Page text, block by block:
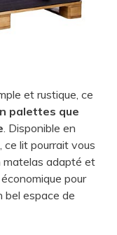
et rustique, ce
palettes que
. Disponible en
lit pourrait vous
matelas adapté et
pour
bel espace de